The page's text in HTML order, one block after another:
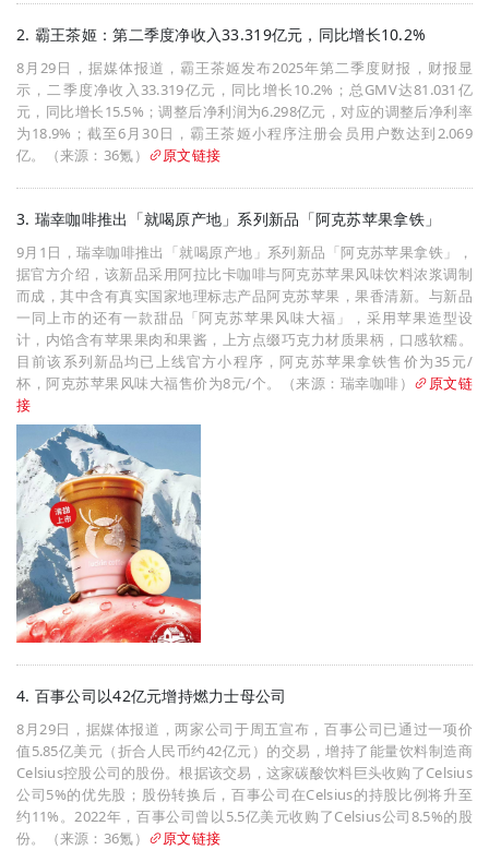
2. 霸王茶姬：第二季度净收入33.319亿元，同比增长10.2%
8月29日，据媒体报道，霸王茶姬发布2025年第二季度财报，财报显
示，二季度净收入33.319亿元，同比增长10.2%；总GMV达81.031亿
元，同比增长15.5%；调整后净利润为6.298亿元，对应的调整后净利率
为18.9%；截至6月30日，霸王茶姬小程序注册会员用户数达到2.069
亿。（来源：36氪）
原文链接
3. 瑞幸咖啡推出「就喝原产地」系列新品「阿克苏苹果拿铁」
9月1日，瑞幸咖啡推出「就喝原产地」系列新品「阿克苏苹果拿铁」，
据官方介绍，该新品采用阿拉比卡咖啡与阿克苏苹果风味饮料浓浆调制
而成，其中含有真实国家地理标志产品阿克苏苹果，果香清新。与新品
一同上市的还有一款甜品「阿克苏苹果风味大福」，采用苹果造型设
计，内馅含有苹果果肉和果酱，上方点缀巧克力材质果柄，口感软糯。
目前该系列新品均已上线官方小程序，阿克苏苹果拿铁售价为35元/
杯，阿克苏苹果风味大福售价为8元/个。（来源：瑞幸咖啡）
原文链
接
4. 百事公司以42亿元增持燃力士母公司
8月29日，据媒体报道，两家公司于周五宣布，百事公司已通过一项价
值5.85亿美元（折合人民币约42亿元）的交易，增持了能量饮料制造商
Celsius控股公司的股份。根据该交易，这家碳酸饮料巨头收购了Celsius
公司5%的优先股；股份转换后，百事公司在Celsius的持股比例将升至
约11%。2022年，百事公司曾以5.5亿美元收购了Celsius公司8.5%的股
份。（来源：36氪）
原文链接